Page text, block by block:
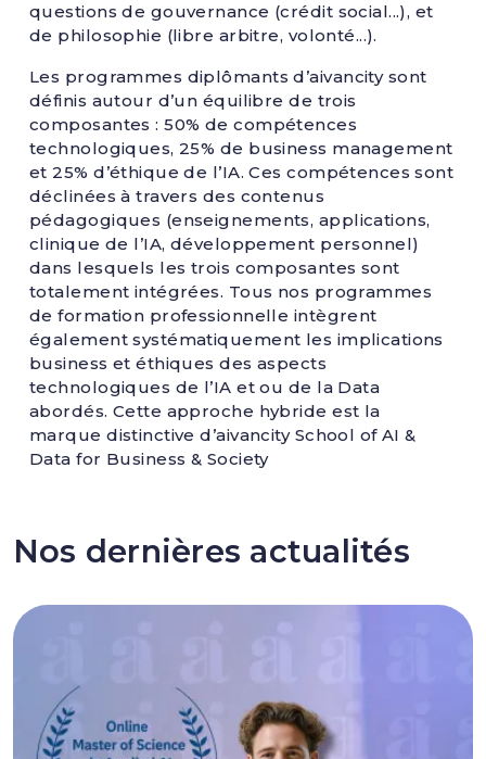
questions de gouvernance (crédit social...), et
de philosophie (libre arbitre, volonté...).
Les programmes diplômants d’aivancity sont
définis autour d’un équilibre de trois
composantes : 50% de compétences
technologiques, 25% de business management
et 25% d’éthique de l’IA. Ces compétences sont
déclinées à travers des contenus
pédagogiques (enseignements, applications,
clinique de l’IA, développement personnel)
dans lesquels les trois composantes sont
totalement intégrées. Tous nos programmes
de formation professionnelle intègrent
également systématiquement les implications
business et éthiques des aspects
technologiques de l’IA et ou de la Data
abordés. Cette approche hybride est la
marque distinctive d’aivancity School of AI &
Data for Business & Society
Nos dernières actualités